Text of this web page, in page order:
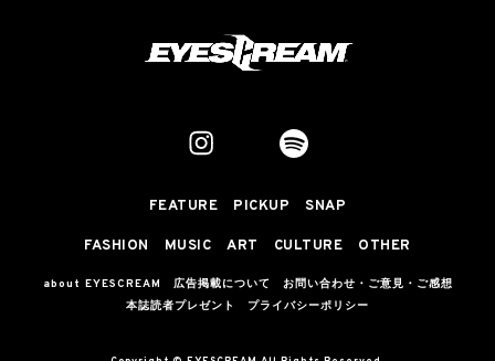
FEATURE PICKUP SNAP
FASHION MUSIC ART CULTURE OTHER
about EYESCREAM 広告掲載について
お問い合わせ・ご意見・ご感想
本誌読者プレゼント
プライバシーポリシー